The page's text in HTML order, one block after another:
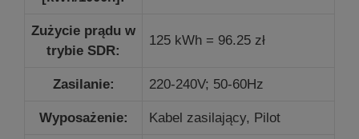
Zużycie prądu w
trybie SDR:
125 kWh = 96.25 zł
Zasilanie: 220-240V; 50-60Hz
Wyposażenie: Kabel zasilający, Pilot